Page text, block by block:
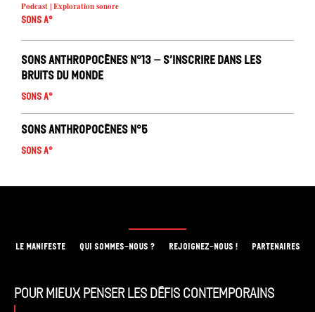
Podcast | Exploration sonore
Sons A°
Sons Anthropocènes n°13 – S’inscrire dans les
bruits du monde
Sons A°
Sons Anthropocènes n°5
Sons A°
LE MANIFESTE QUI SOMMES-NOUS ? REJOIGNEZ-NOUS ! PARTENAIRES
Pour mieux penser les défis contemporains